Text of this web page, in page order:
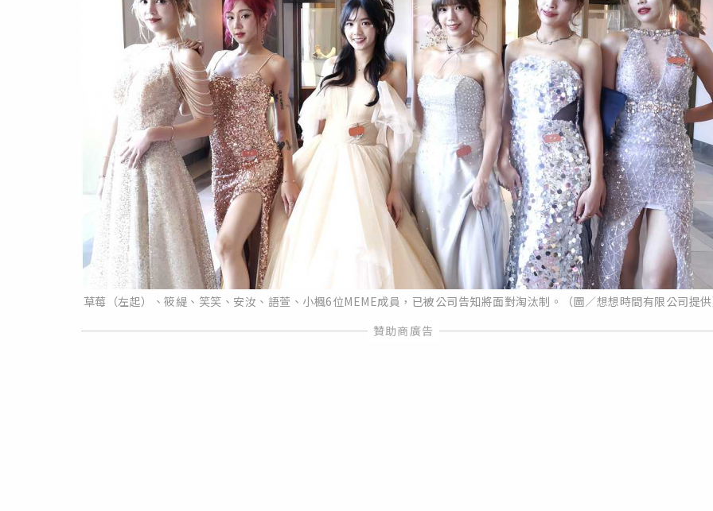
草莓（左起）、筱緹、笑笑、安汝、語萱、小楓6位MEME成員，已被公司告知將面對淘汰制。（圖／想想時間有限公司提